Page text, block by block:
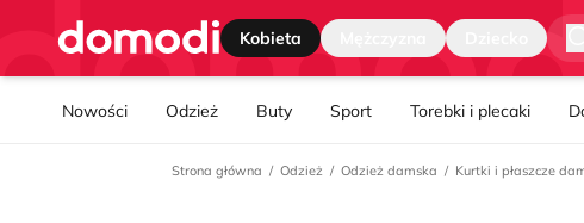
Nawgiacja kategorii
Strona główna Kobieta
Nowości Odzież Buty Sport Torebki i plecaki
Strona główna Odzież Odzież damska Kurtki i płaszcze
Promocje Rozmiar Cena Marki